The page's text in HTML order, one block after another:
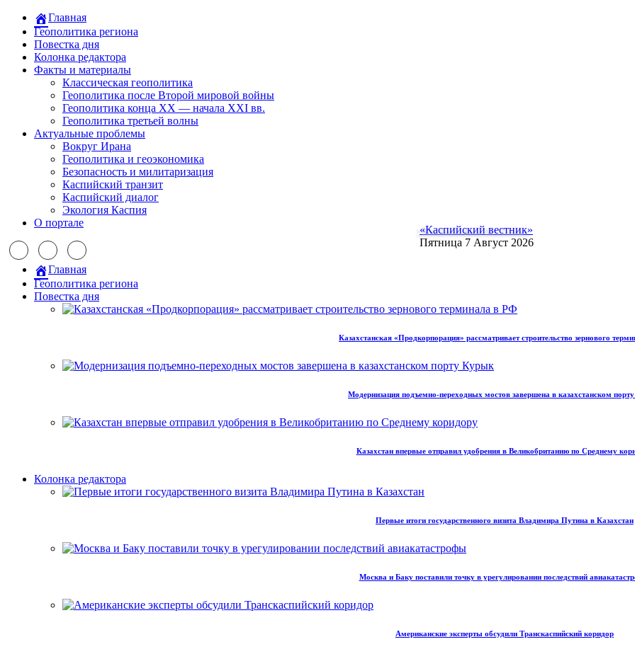
Главная
Геополитика региона
Повестка дня
Колонка редактора
Факты и материалы
Классическая геополитика
Геополитика после Второй мировой войны
Геополитика конца XX — начала XXI вв.
Геополитика третьей волны
Актуальные проблемы
Вокруг Ирана
Геополитика и геоэкономика
Безопасность и милитаризация
Каспийский транзит
Каспийский диалог
Экология Каспия
О портале
«Каспийский вестник»
Пятница 7 Август 2026
Главная
Геополитика региона
Повестка дня
Казахстанская «Продкорпорация» рассматривает строительство зернового
Модернизация подъемно-переходных мостов завершена в казахстанском
Казахстан впервые отправил удобрения в Великобританию по Среднему
Колонка редактора
Первые итоги государственного визита Владимира Путина в Казахстан
Москва и Баку поставили точку в урегулировании последствий
Американские эксперты обсудили Транскаспийский коридор